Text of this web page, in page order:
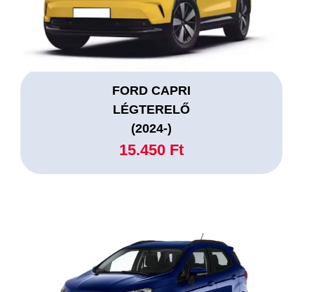
FORD CAPRI
LÉGTERELŐ
(2024-)
15.450 Ft